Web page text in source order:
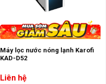
Máy lọc nước nóng lạnh Karofi
KAD-D52
Liên hệ